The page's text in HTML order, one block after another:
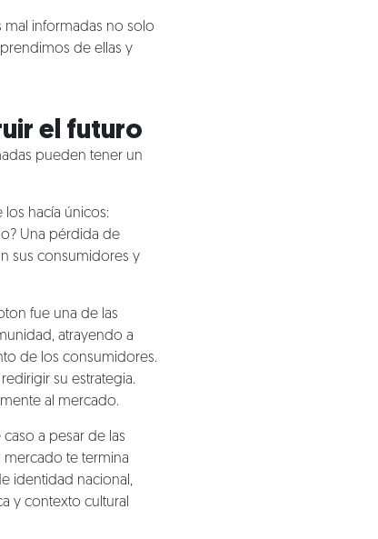
mal informadas no solo
de ellas y
el futuro
pueden tener un
los hacía únicos:
Una pérdida de
sus consumidores y
fue una de las
atrayendo a
de los consumidores.
su estrategia.
al mercado.
a pesar de las
mercado te termina
identidad nacional,
y contexto cultural